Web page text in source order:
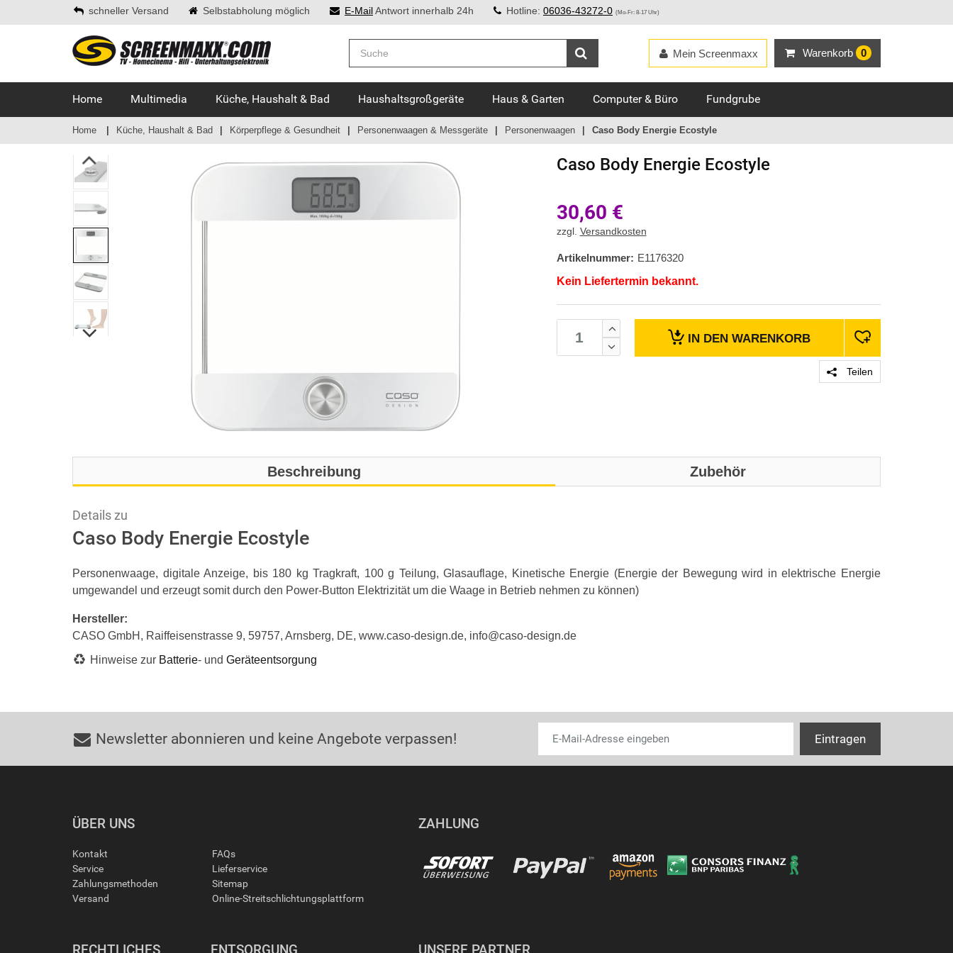
schneller Versand Selbstabholung möglich E-MailAntwort innerhalb 24h Hotline: 06036-43272-0 (Mo-Fr: 8-17 Uhr)
Warenkorb 0
Mein Screenmaxx
Home Multimedia Küche, Haushalt & Bad Haushaltsgroßgeräte Haus & Garten Computer & Büro Fundgrube
Home Küche, Haushalt & Bad Körperpflege & Gesundheit Personenwaagen & Messgeräte Personenwaagen Caso Body Energie Ecostyle
Caso Body Energie Ecostyle
30,60 €
zzgl. Versandkosten
Artikelnummer: E1176320
Kein Liefertermin bekannt.
IN DEN WARENKORB
Teilen
Beschreibung Zubehör
Details zu
Caso Body Energie Ecostyle
Personenwaage, digitale Anzeige, bis 180 kg Tragkraft, 100 g Teilung, Glasauflage, Kinetische Energie (Energie der Bewegung wird in elektrische Energie
umgewandel und erzeugt somit durch den Power-Button Elektrizität um die Waage in Betrieb nehmen zu können)
Hersteller:
CASO GmbH, Raiffeisenstrasse 9, 59757, Arnsberg, DE, www.caso-design.de, info@caso-design.de
Hinweise zur Batterie- und Geräteentsorgung
Newsletter abonnieren und keine Angebote verpassen!
ÜBER UNS
Kontakt
Service
Zahlungsmethoden
Versand
FAQs
Lieferservice
Sitemap
Online-Streitschlichtungsplattform
ZAHLUNG